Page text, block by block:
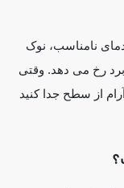
نامناسب، نوک
برد رخ می دهد. وقتی
از سطح جدا کنید